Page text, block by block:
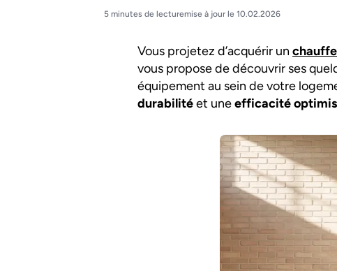
5 minutes de lecturemise à jour le 10.02.2026
Vous projetez d’acquérir un
vous propose de découvrir ses
équipement au sein de votre
durabilitéet uneefficacité